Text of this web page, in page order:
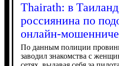
Thairath: в
россиянина по
онлайн-
По данным полиции
заводил знакомства с